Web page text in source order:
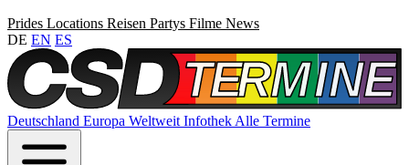
Prides Locations Reisen Partys Filme News
DE EN ES
Deutschland Europa Weltweit Infothek Alle Termine